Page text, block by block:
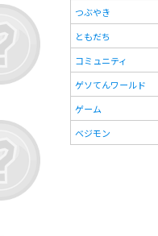
つぶやき
ともだち
コミュニティ
ゲソてんワールド
ゲーム
ベジモン